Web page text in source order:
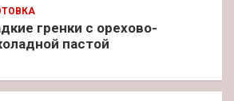
гренки с орехово-
пастой